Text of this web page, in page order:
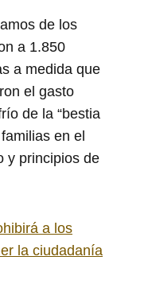
de los
a 1.850
a medida que
el gasto
de la “bestia
en el
y principios de
a los
la ciudadanía